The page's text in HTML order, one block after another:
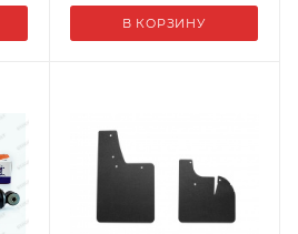
В КОРЗИНУ